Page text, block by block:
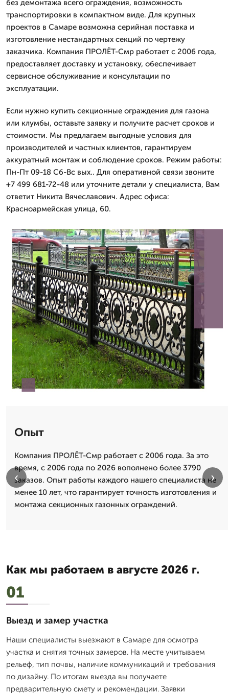
без демонтажа всего ограждения, возможность
транспортировки в компактном виде. Для крупных
проектов в Самаре возможна серийная поставка и
изготовление нестандартных секций по чертежу
заказчика. Компания ПРОЛЁТ-Смр работает с 2006 года,
предоставляет доставку и установку, обеспечивает
сервисное обслуживание и консультации по
эксплуатации.
Если нужно купить секционные ограждения для газона
или клумбы, оставьте заявку и получите расчет сроков и
стоимости. Мы предлагаем выгодные условия для
производителей и частных клиентов, гарантируем
аккуратный монтаж и соблюдение сроков. Режим работы:
Пн-Пт 09-18 Сб-Вс вых.. Для оперативной связи звоните
+7 499 681-72-48 или уточните детали у специалиста, Вам
ответит Никита Вячеславович. Адрес офиса:
Красноармейская улица, 60.
Опыт
Компания ПРОЛЁТ-Смр работает с 2006 года. За это
время, с 2006 года по 2026 вополнено более 3790
заказов. Опыт работы каждого нашего специалиста не
менее 10 лет, что гарантирует точность изготовления и
монтажа секционных газонных ограждений.
‹ ›
Как мы работаем в августе 2026 г.
01
Выезд и замер участка
Наши специалисты выезжают в Самаре для осмотра
участка и снятия точных замеров. На месте учитываем
рельеф, тип почвы, наличие коммуникаций и требования
по дизайну. По итогам выезда вы получаете
предварительную смету и рекомендации. Заявки